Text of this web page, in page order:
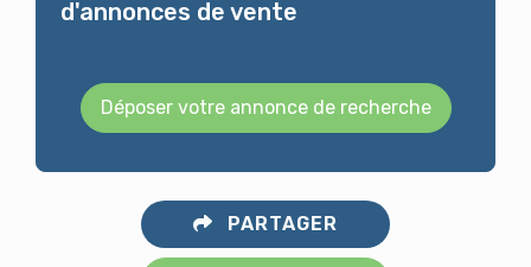
d'annonces de vente
Déposer votre annonce de recherche
PARTAGER